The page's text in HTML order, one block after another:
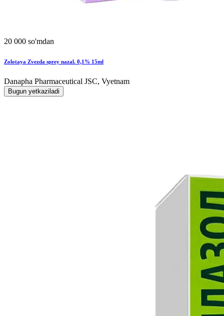
20 000 so'mdan
Zolotaya Zvezda sprey nazal. 0,1% 15ml
Danapha Pharmaceutical JSC, Vyetnam
Bugun yetkaziladi